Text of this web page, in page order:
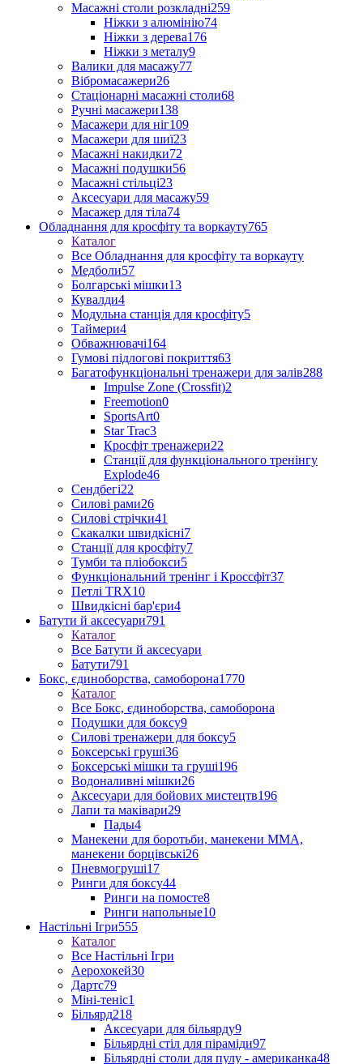
Масажні столи розкладні259
Ніжки з алюмінію74
Ніжки з дерева176
Ніжки з металу9
Валики для масажу77
Вібромасажери26
Стаціонарні масажні столи68
Ручні масажери138
Масажери для ніг109
Масажери для шиї23
Масажні накидки72
Масажні подушки56
Масажні стільці23
Аксесуари для масажу59
Масажер для тіла74
Обладнання для кросфіту та воркауту765
Каталог
Все Обладнання для кросфіту та воркауту
Медболи57
Болгарські мішки13
Кувалди4
Модульна станція для кросфіту5
Таймери4
Обважнювачі164
Гумові підлогові покриття63
Багатофункціональні тренажери для залів288
Impulse Zone (Crossfit)2
Freemotion0
SportsArt0
Star Trac3
Кросфіт тренажери22
Станції для функціонального тренінгу
Explode46
Сендбегі22
Силові рами26
Силові стрічки41
Скакалки швидкісні7
Станції для кросфіту7
Тумби та пліобокси5
Функціональний тренінг і Кроссфіт37
Петлі TRX10
Швидкісні бар'єри4
Батути й аксесуари791
Каталог
Все Батути й аксесуари
Батути791
Бокс, єдиноборства, самоборона1770
Каталог
Все Бокс, єдиноборства, самоборона
Подушки для боксу9
Силові тренажери для боксу5
Боксерські груші36
Боксерські мішки та груші196
Водоналивні мішки26
Аксесуари для бойових мистецтв196
Лапи та маківари29
Пады4
Манекени для боротьби, манекени ММА,
манекени борцівські26
Пневмогруші17
Ринги для боксу44
Ринги на помосте8
Ринги напольные10
Настільні Ігри555
Каталог
Все Настільні Ігри
Аерохокей30
Дартс79
Міні-теніс1
Більярд218
Аксесуари для більярду9
Більярдні стіл для піраміди97
Більярдні столи для пулу - американка48